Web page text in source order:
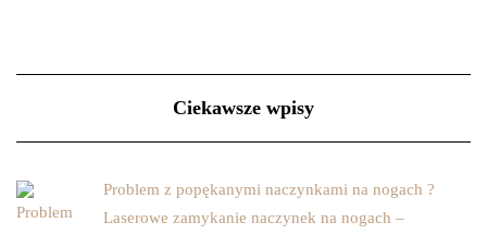
Ciekawsze wpisy
Problem z popękanymi naczynkami na nogach ?
Laserowe zamykanie naczynek na nogach –